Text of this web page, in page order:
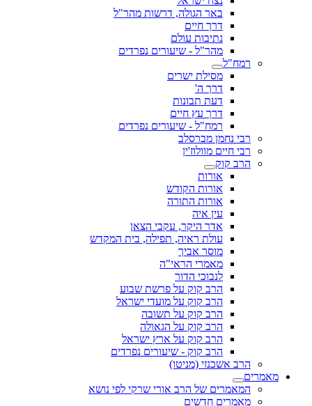
באר הגולה, דרשות מהר"ל
דרך חיים
נתיבות עולם
מהר"ל - שיעורים נפרדים
רמח"ל
מסילת ישרים
דרך ה'
דעת תבונות
דרך עץ חיים
רמח"ל - שיעורים נפרדים
רבי נחמן מברסלב
רבי חיים מוולוז'ין
הרב קוק
אורות
אורות הקודש
אורות התורה
עין איה
אדר היקר, עקבי הצאן
עולת ראיה, תפילה, בית המקדש
מוסר אביך
מאמרי הראי"ה
לנבוכי הדור
הרב קוק על פרשת שבוע
הרב קוק על מועדי ישראל
הרב קוק על תשובה
הרב קוק על הגאולה
הרב קוק על ארץ ישראל
הרב קוק - שיעורים נפרדים
הרב אשכנזי (מניטו)
מאמרים
המאמרים של הרב אורי שרקי לפי נושא
מאמרים חדשים